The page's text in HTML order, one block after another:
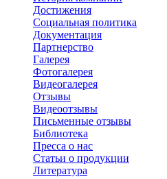
Достижения
Социальная политика
Документация
Партнерство
Галерея
Фотогалерея
Видеогалерея
Отзывы
Видеоотзывы
Письменные отзывы
Библиотека
Пресса о нас
Статьи о продукции
Литература